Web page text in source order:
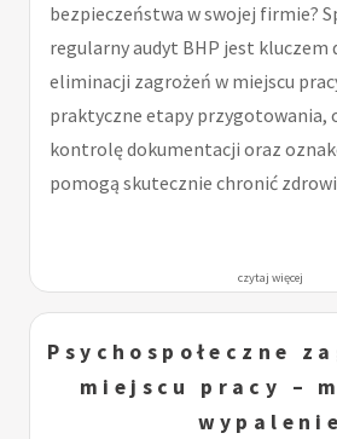
bezpieczeństwa w swojej firmie?
regularny audyt BHP jest kluczem
eliminacji zagrożeń w miejscu
praktyczne etapy przygotowania,
kontrolę dokumentacji oraz
pomogą skutecznie chronić
czytaj więcej
Psychospołeczne
miejscu pracy –
wypalenie